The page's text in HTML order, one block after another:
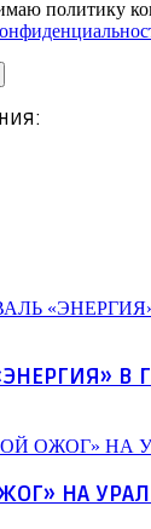
политику
В
НА